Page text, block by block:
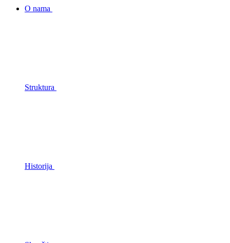
O nama
Struktura
Historija